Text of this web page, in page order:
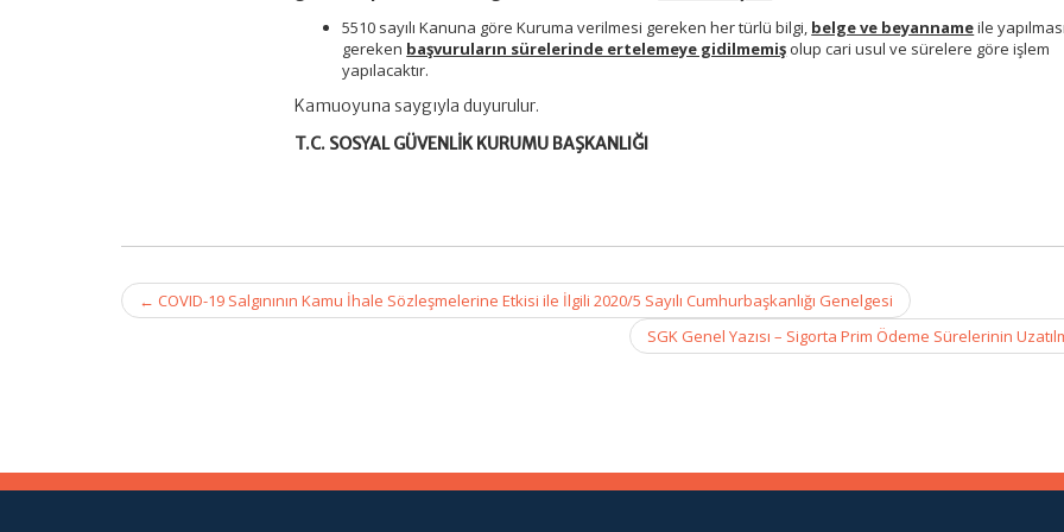
5510 sayılı Kanuna göre Kuruma verilmesi gereken her türlü bilgi, belge ve beyannameile yapılması
gereken başvuruların sürelerinde ertelemeye gidilmemiş olup cari usul ve sürelere göre işlem
yapılacaktır.
Kamuoyuna saygıyla duyurulur.
T.C. SOSYAL GÜVENLİK KURUMU BAŞKANLIĞI
Post
navigation
← COVID-19 Salgınının Kamu İhale Sözleşmelerine Etkisi ile İlgili 2020/5 Sayılı Cumhurbaşkanlığı Genelgesi
SGK Genel Yazısı – Sigorta Prim Ödeme Sürelerinin